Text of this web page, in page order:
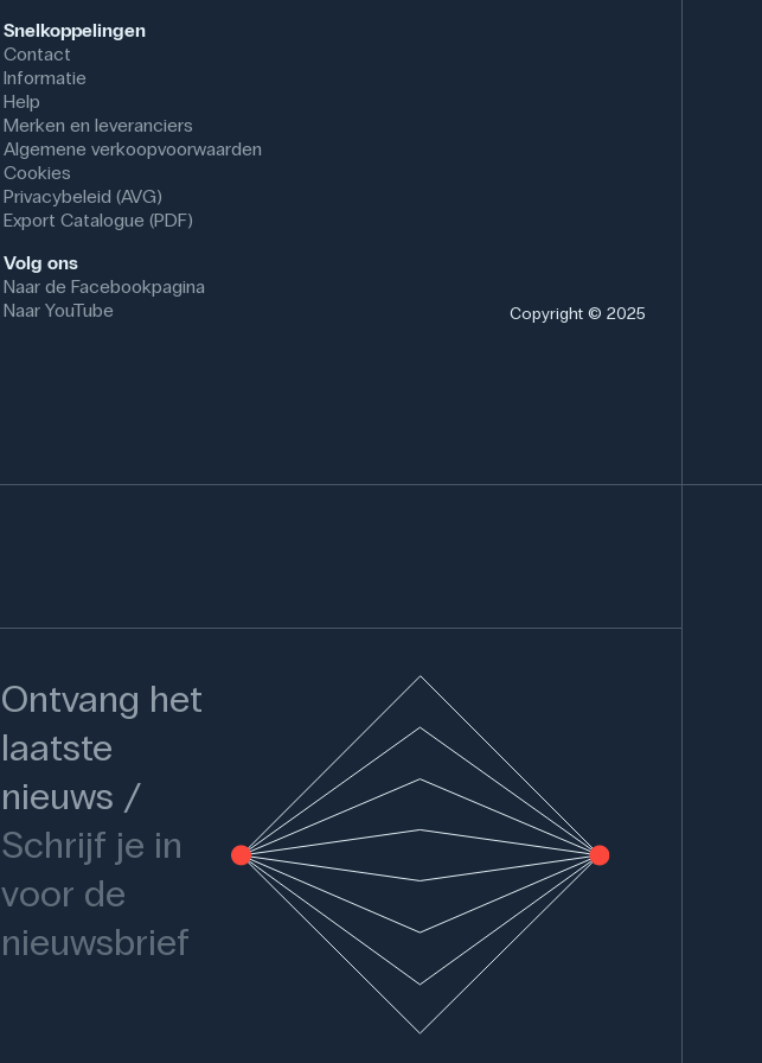
Snelkoppelingen
Contact
Informatie
Help
Merken en leveranciers
Algemene verkoopvoorwaarden
Cookies
Privacybeleid (AVG)
Export Catalogue (PDF)
Volg ons
Naar de Facebookpagina
Naar YouTube
Copyright © 2025
Ontvang het
laatste
nieuws
Schrijf je in
voor de
nieuwsbrief